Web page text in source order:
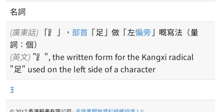
名詞
(廣東話) 「⻊」， 部首 「足」做「左偏旁 」嘅寫法（量
詞：個）
(英文) "⻊", the written form for the Kangxi radical
"足" used on the left side of a character
𤣩